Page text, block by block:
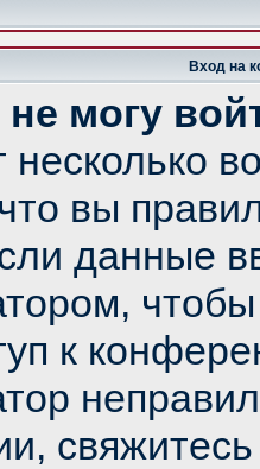
Вход на
могу
несколько
вы
данные
к